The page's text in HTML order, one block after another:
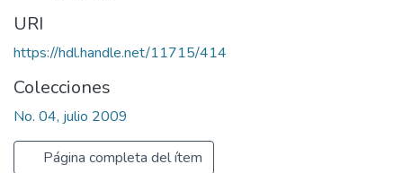
URI
https://hdl.handle.net/11715/414
Colecciones
No. 04, julio 2009
Página completa del ítem